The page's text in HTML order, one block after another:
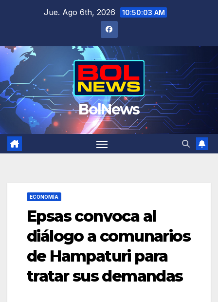
Jue. Ago 6th, 2026 10:50:03 AM
BolNews
ECONOMÍA
Epsas convoca al
diálogo a comunarios
de Hampaturi para
tratar sus demandas